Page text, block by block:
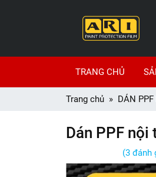
TRANG CHỦ
Trang chủ DÁN
Dán PPF
(3 đánh